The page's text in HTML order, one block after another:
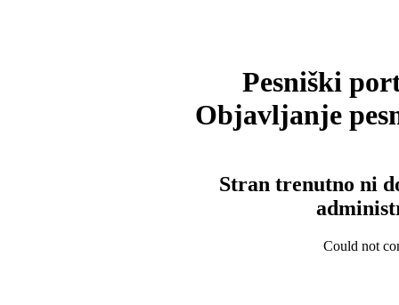
Pesniški
Objavljanje
Stran trenutno ni
Could not